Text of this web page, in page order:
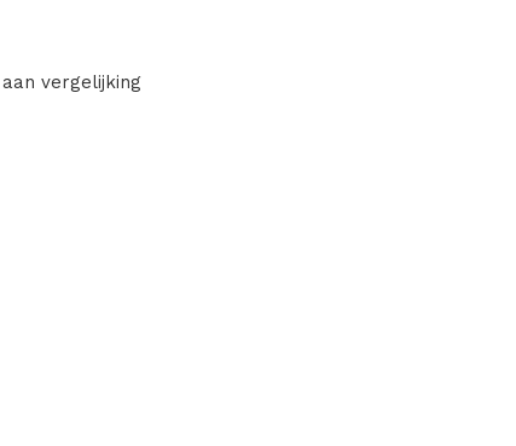
vergelijking